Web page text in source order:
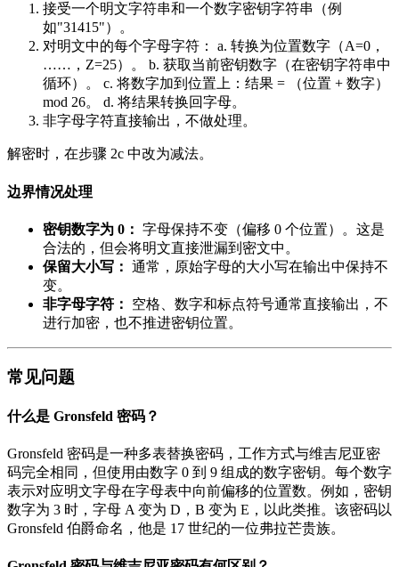
接受一个明文字符串和一个数字密钥字符串（例
如"31415"）。
对明文中的每个字母字符： a. 转换为位置数字（A=0，
……，Z=25）。 b. 获取当前密钥数字（在密钥字符串中
循环）。 c. 将数字加到位置上：结果 = （位置 + 数字）
mod 26。 d. 将结果转换回字母。
非字母字符直接输出，不做处理。
解密时，在步骤 2c 中改为减法。
边界情况处理
密钥数字为 0： 字母保持不变（偏移 0 个位置）。这是
合法的，但会将明文直接泄漏到密文中。
保留大小写： 通常，原始字母的大小写在输出中保持不
变。
非字母字符：
空格、数字和标点符号通常直接输出，不
进行加密，也不推进密钥位置。
常见问题
什么是 Gronsfeld 密码？
Gronsfeld 密码是一种多表替换密码，工作方式与维吉尼亚密
码完全相同，但使用由数字 0 到 9 组成的数字密钥。每个数字
表示对应明文字母在字母表中向前偏移的位置数。例如，密钥
数字为 3 时，字母 A 变为 D，B 变为 E，以此类推。该密码以
Gronsfeld 伯爵命名，他是 17 世纪的一位弗拉芒贵族。